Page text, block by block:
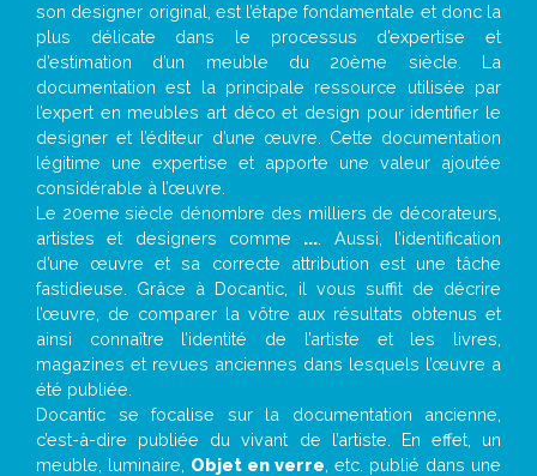
son designer original, est l’étape fondamentale et donc la
plus délicate dans le processus d’expertise et
d’estimation d’un meuble du 20ème siècle. La
documentation est la principale ressource utilisée par
l’expert en meubles art déco et design pour identifier le
designer et l’éditeur d’une œuvre. Cette documentation
légitime une expertise et apporte une valeur ajoutée
considérable à l’œuvre.
Le 20eme siècle dénombre des milliers de décorateurs,
artistes et designers comme ... . Aussi, l’identification
d’une œuvre et sa correcte attribution est une tâche
fastidieuse. Grâce à Docantic, il vous suffit de décrire
l’œuvre, de comparer la vôtre aux résultats obtenus et
ainsi connaître l’identité de l’artiste et les livres,
magazines et revues anciennes dans lesquels l’œuvre a
été publiée.
Docantic se focalise sur la documentation ancienne,
c’est-à-dire publiée du vivant de l’artiste. En effet, un
meuble, luminaire, Objet en verre , etc. publié dans une